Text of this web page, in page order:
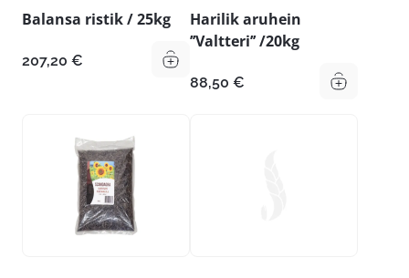
Balansa ristik / 25kg
207,20 €
Harilik aruhein
’’Valtteri’’ /20kg
88,50 €